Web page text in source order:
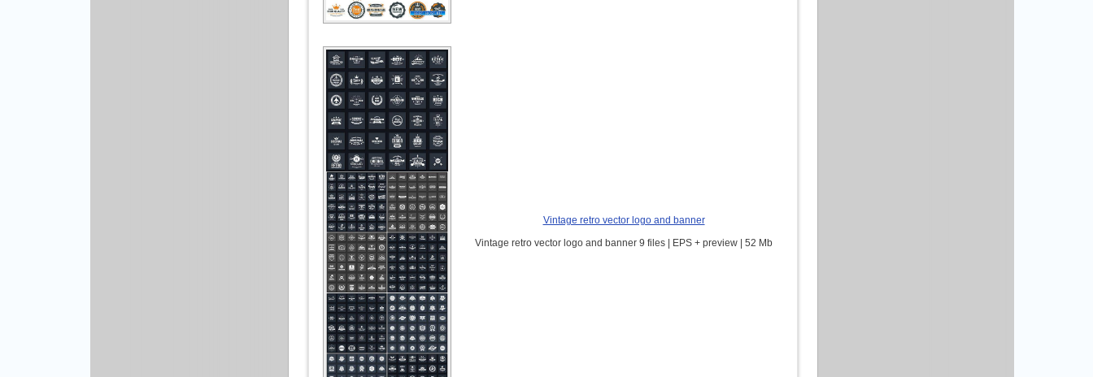
Vintage retro vector logo and banner
Vintage retro vector logo and banner 9 files | EPS + preview | 52 Mb